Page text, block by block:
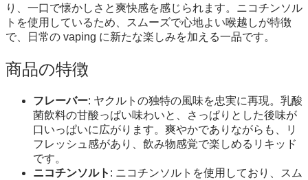
り、一口で懐かしさと爽快感を感じられます。ニコチンソル
トを使用しているため、スムーズで心地よい喉越しが特徴
で、日常の vaping に新たな楽しみを加える一品です。
商品の特徴
フレーバー: ヤクルトの独特の風味を忠実に再現。乳酸
菌飲料の甘酸っぱい味わいと、さっぱりとした後味が
口いっぱいに広がります。爽やかでありながらも、リ
フレッシュ感があり、飲み物感覚で楽しめるリキッド
です。
ニコチンソルト : ニコチンソルトを使用しており、スム